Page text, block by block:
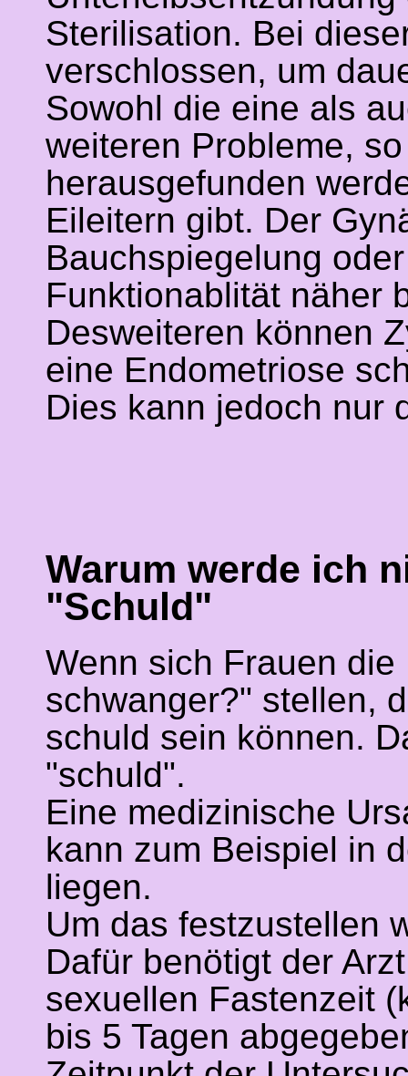
Sterilisation. Bei
verschlossen, um
Sowohl die eine als
weiteren Probleme,
herausgefunden
Eileitern gibt. Der
Bauchspiegelung
Funktionablität näher
Desweiteren können
eine Endometriose
Dies kann jedoch nur
Warum werde ich
"Schuld"
Wenn sich Frauen
schwanger?" stellen,
schuld sein können.
"schuld".
Eine medizinische
kann zum Beispiel in
liegen.
Um das festzustellen
Dafür benötigt der
sexuellen Fastenzeit
bis 5 Tagen